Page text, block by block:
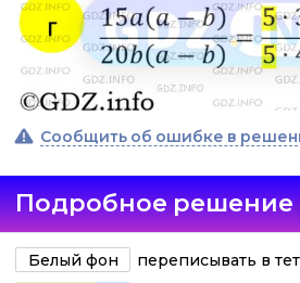
Сообщить об ошибке в
Подробное решение
Белый фон
переписывать в